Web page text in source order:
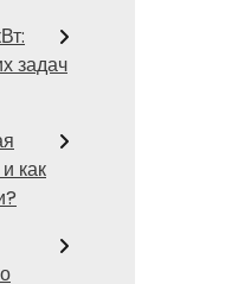
задач
как